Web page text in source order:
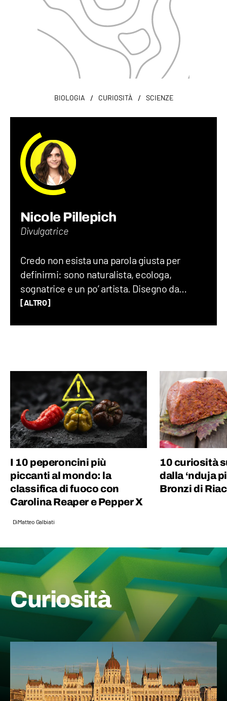
BIOLOGIA / CURIOSITÀ / SCIENZE
Nicole Pillepich
Divulgatrice
Credo non esista una parola giusta per
definirmi: sono naturalista, ecologa,
sognatrice e un po’ artista. Disegno da
quando ho memoria e ammiro il mondo con
parlo di ciò che amo: natura, animali,
botanica e curiosità.
[ALTRO]
I 10 peperoncini più
piccanti al mondo: la
classifica di fuoco con
Carolina Reaper e Pepper X
DiMatteo Galbiati
10 curiosità
dalla ‘nduja
Bronzi di
Curiosità